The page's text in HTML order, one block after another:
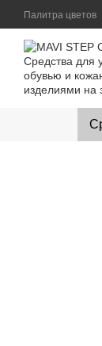
Перейти к
Палитра цветов
Контактная